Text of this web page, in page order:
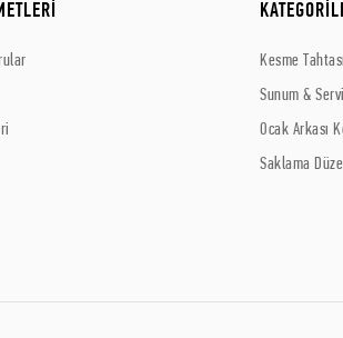
Kesme Tahtası
Sunum &
Ocak Arkası
Saklama